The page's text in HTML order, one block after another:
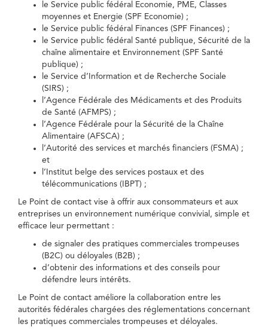
le Service public fédéral Economie, PME, Classes
moyennes et Energie (SPF Economie) ;
le Service public fédéral Finances (SPF Finances) ;
le Service public fédéral Santé publique, Sécurité de la
chaîne alimentaire et Environnement (SPF Santé
publique) ;
le Service d’Information et de Recherche Sociale
(SIRS) ;
l’Agence Fédérale des Médicaments et des Produits
de Santé (AFMPS) ;
l’Agence Fédérale pour la Sécurité de la Chaîne
Alimentaire (AFSCA) ;
l’Autorité des services et marchés financiers (FSMA) ;
et
l’Institut belge des services postaux et des
télécommunications (IBPT) ;
Le Point de contact vise à offrir aux consommateurs et aux
entreprises un environnement numérique convivial, simple et
efficace leur permettant :
de signaler des pratiques commerciales trompeuses
(B2C) ou déloyales (B2B) ;
d’obtenir des informations et des conseils pour
défendre leurs intérêts.
Le Point de contact améliore la collaboration entre les
autorités fédérales chargées des réglementations concernant
les pratiques commerciales trompeuses et déloyales.